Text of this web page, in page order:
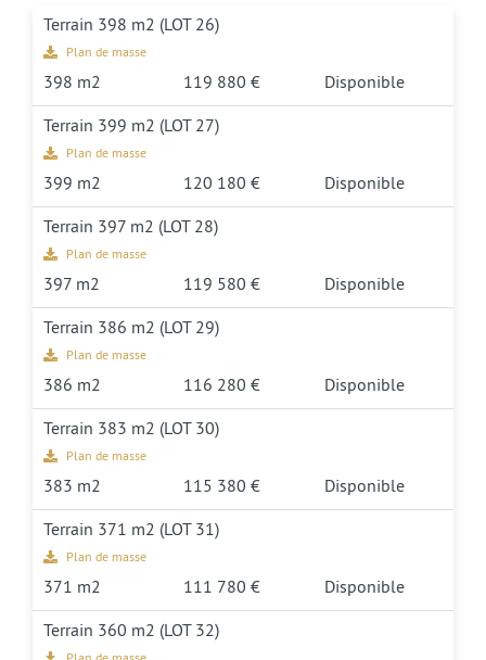
Terrain 398 m2 (LOT 26)
Plan de masse
398 m2 119 880 €
Disponible
Terrain 399 m2 (LOT 27)
Plan de masse
399 m2 120 180 €
Disponible
Terrain 397 m2 (LOT 28)
Plan de masse
397 m2 119 580 €
Disponible
Terrain 386 m2 (LOT 29)
Plan de masse
386 m2 116 280 €
Disponible
Terrain 383 m2 (LOT 30)
Plan de masse
383 m2 115 380 €
Disponible
Terrain 371 m2 (LOT 31)
Plan de masse
371 m2 111 780 €
Disponible
Terrain 360 m2 (LOT 32)